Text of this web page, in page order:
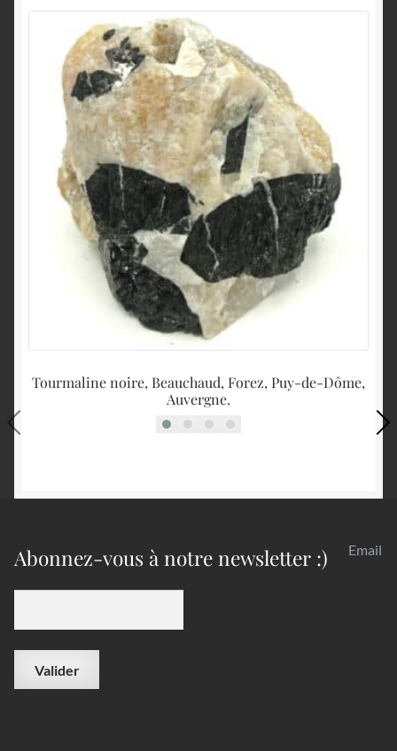
Tourmaline noire, Beauchaud, Forez, Puy-de-Dôme,
Auvergne.
Abonnez-vous à notre newsletter :) Email